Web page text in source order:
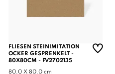
FLIESEN STEINIMITATION
OCKER GESPRENKELT -
80X80CM - FV2702135
80.0 X 80.0 cm